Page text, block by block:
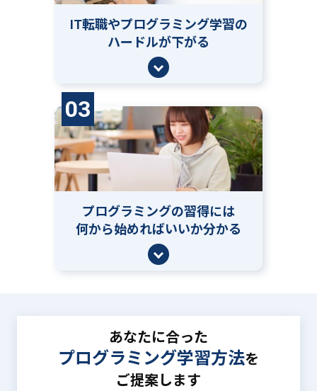
IT転職やプログラミング学習の
ハードルが下がる
03
プログラミングの習得には
何から始めればいいか分かる
あなたに合った
プログラミング学習方法を
ご提案します